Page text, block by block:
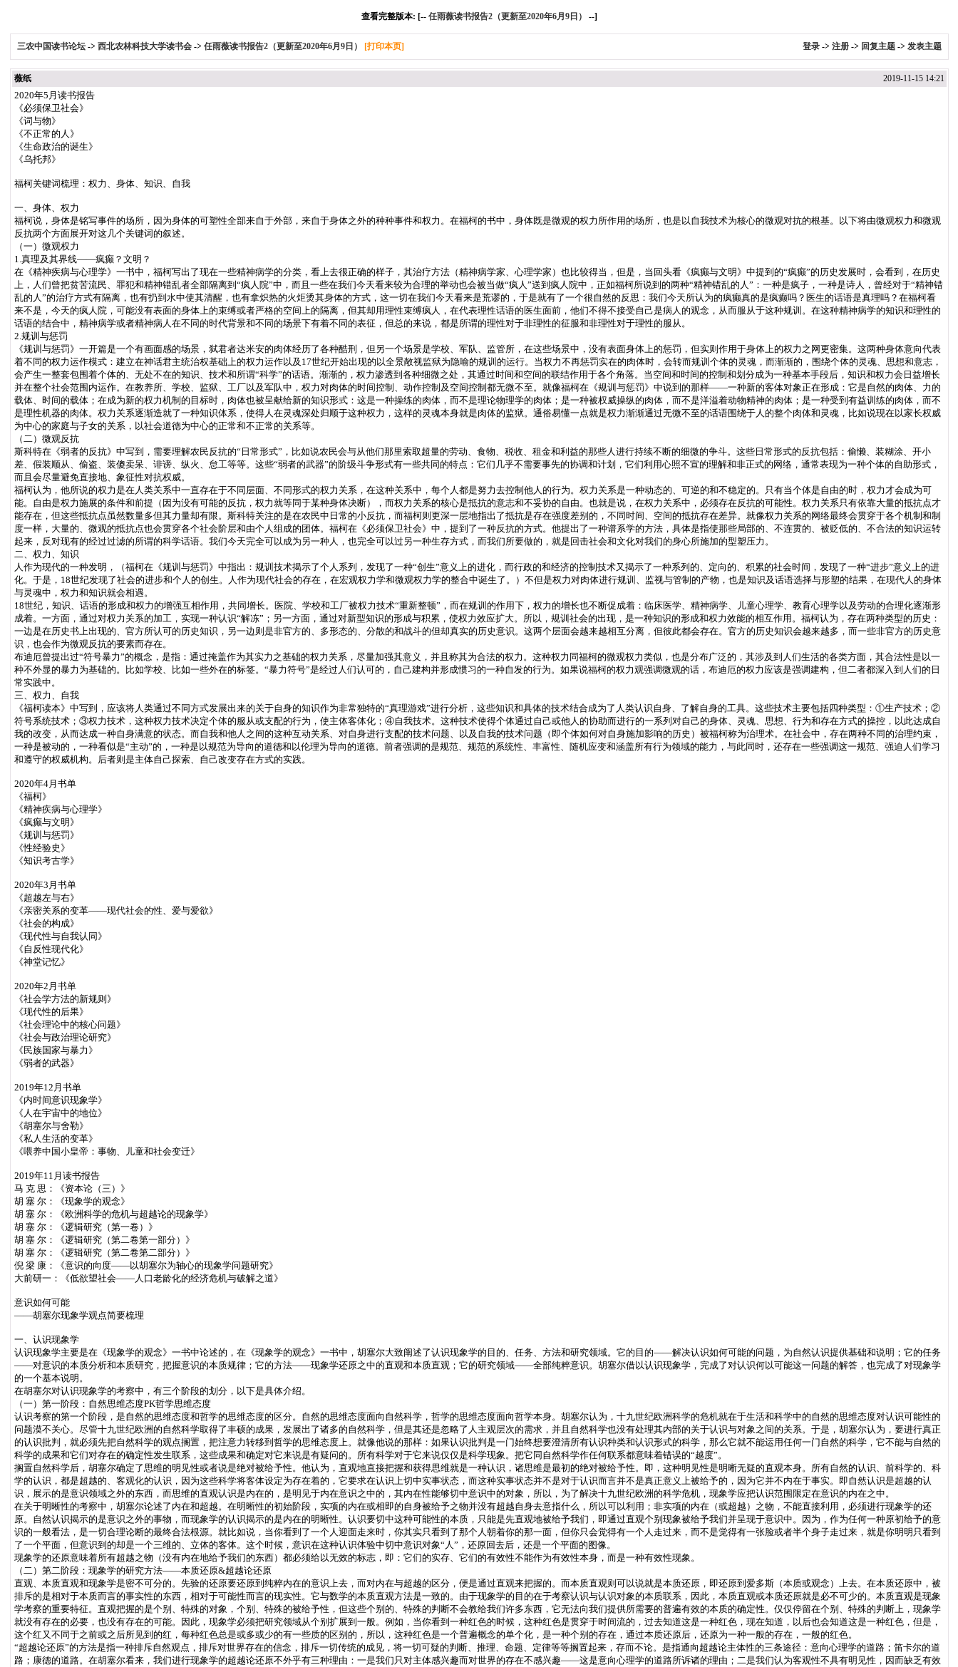
查看完整版本: [-- 任雨薇读书报告2（更新至2020年6月9日） --]
三农中国读书论坛 -> 西北农林科技大学读书会 -> 任雨薇读书报告2（更新至2020年6月9日） [打印本页] 登录-> 注册-> 回复主题-> 发表主题
薇纸 2019-11-15 14:21
2020年5月读书报告
《必须保卫社会》
《词与物》
《不正常的人》
《生命政治的诞生》
《乌托邦》
福柯关键词梳理：权力、身体、知识、自我
一、身体、权力
福柯说，身体是铭写事件的场所，因为身体的可塑性全部来自于外部，来自于身体之外的种种事件和权力。在福柯的书中，身体既是微观的权力所作用的场所，也是以自我技术为核心的微观对抗的根基。以下将由微观权力和微观
反抗两个方面展开对这几个关键词的叙述。
（一）微观权力
1.真理及其界线——疯癫？文明？
在《精神疾病与心理学》一书中，福柯写出了现在一些精神病学的分类，看上去很正确的样子，其治疗方法（精神病学家、心理学家）也比较得当，但是，当回头看《疯癫与文明》中提到的“疯癫”的历史发展时，会看到，在历史
上，人们曾把贫苦流民、罪犯和精神错乱者全部隔离到“疯人院”中，而且一些在我们今天看来较为合理的举动也会被当做“疯人”送到疯人院中，正如福柯所说到的两种“精神错乱的人”：一种是疯子，一种是诗人，曾经对于“精神错
乱的人”的治疗方式有隔离，也有扔到水中使其清醒，也有拿炽热的火炬烫其身体的方式，这一切在我们今天看来是荒谬的，于是就有了一个很自然的反思：我们今天所认为的疯癫真的是疯癫吗？医生的话语是真理吗？在福柯看
来不是，今天的疯人院，可能没有表面的身体上的束缚或者严格的空间上的隔离，但其却用理性束缚疯人，在代表理性话语的医生面前，他们不得不接受自己是病人的观念，从而服从于这种规训。在这种精神病学的知识和理性的
话语的结合中，精神病学或者精神病人在不同的时代背景和不同的场景下有着不同的表征，但总的来说，都是所谓的理性对于非理性的征服和非理性对于理性的服从。
2.规训与惩罚
《规训与惩罚》一开篇是一个有画面感的场景，弑君者达米安的肉体经历了各种酷刑，但另一个场景是学校、军队、监管所，在这些场景中，没有表面身体上的惩罚，但实则作用于身体上的权力之网更密集。这两种身体意向代表
着不同的权力运作模式：建立在神话君主统治权基础上的权力运作以及17世纪开始出现的以全景敞视监狱为隐喻的规训的运行。当权力不再惩罚实在的肉体时，会转而规训个体的灵魂，而渐渐的，围绕个体的灵魂、思想和意志，
会产生一整套包围着个体的、无处不在的知识、技术和所谓“科学”的话语。渐渐的，权力渗透到各种细微之处，其通过时间和空间的联结作用于各个角落。当空间和时间的控制和划分成为一种基本手段后，知识和权力会日益增长
并在整个社会范围内运作。在教养所、学校、监狱、工厂以及军队中，权力对肉体的时间控制、动作控制及空间控制都无微不至。就像福柯在《规训与惩罚》中说到的那样——一种新的客体对象正在形成：它是自然的肉体、力的
载体、时间的载体；在成为新的权力机制的目标时，肉体也被呈献给新的知识形式：这是一种操练的肉体，而不是理论物理学的肉体；是一种被权威操纵的肉体，而不是洋溢着动物精神的肉体；是一种受到有益训练的肉体，而不
是理性机器的肉体。权力关系逐渐造就了一种知识体系，使得人在灵魂深处归顺于这种权力，这样的灵魂本身就是肉体的监狱。通俗易懂一点就是权力渐渐通过无微不至的话语围绕于人的整个肉体和灵魂，比如说现在以家长权威
为中心的家庭与子女的关系，以社会道德为中心的正常和不正常的关系等。
（二）微观反抗
斯科特在《弱者的反抗》中写到，需要理解农民反抗的“日常形式”，比如说农民会与从他们那里索取超量的劳动、食物、税收、租金和利益的那些人进行持续不断的细微的争斗。这些日常形式的反抗包括：偷懒、装糊涂、开小
差、假装顺从、偷盗、装傻卖呆、诽谤、纵火、怠工等等。这些“弱者的武器”的阶级斗争形式有一些共同的特点：它们几乎不需要事先的协调和计划，它们利用心照不宣的理解和非正式的网络，通常表现为一种个体的自助形式，
而且会尽量避免直接地、象征性对抗权威。
福柯认为，他所说的权力是在人类关系中一直存在于不同层面、不同形式的权力关系，在这种关系中，每个人都是努力去控制他人的行为。权力关系是一种动态的、可逆的和不稳定的。只有当个体是自由的时，权力才会成为可
能。自由是权力施展的条件和前提（因为没有可能的反抗，权力就等同于某种身体决断），而权力关系的核心是抵抗的意志和不妥协的自由。也就是说，在权力关系中，必须存在反抗的可能性。权力关系只有依靠大量的抵抗点才
能存在，但这些抵抗点虽然数量多但其力量却有限。斯科特关注的是在农民中日常的小反抗，而福柯则更深一层地指出了抵抗是存在强度差别的，不同时间、空间的抵抗存在差异。就像权力关系的网络最终会贯穿于各个机制和制
度一样，大量的、微观的抵抗点也会贯穿各个社会阶层和由个人组成的团体。福柯在《必须保卫社会》中，提到了一种反抗的方式。他提出了一种谱系学的方法，具体是指使那些局部的、不连贯的、被贬低的、不合法的知识运转
起来，反对现有的经过过滤的所谓的科学话语。我们今天完全可以成为另一种人，也完全可以过另一种生存方式，而我们所要做的，就是回击社会和文化对我们的身心所施加的型塑压力。
二、权力、知识
人作为现代的一种发明，（福柯在《规训与惩罚》中指出：规训技术揭示了个人系列，发现了一种“创生”意义上的进化，而行政的和经济的控制技术又揭示了一种系列的、定向的、积累的社会时间，发现了一种“进步”意义上的进
化。于是，18世纪发现了社会的进步和个人的创生。人作为现代社会的存在，在宏观权力学和微观权力学的整合中诞生了。）不但是权力对肉体进行规训、监视与管制的产物，也是知识及话语选择与形塑的结果，在现代人的身体
与灵魂中，权力和知识就会相遇。
18世纪，知识、话语的形成和权力的增强互相作用，共同增长。医院、学校和工厂被权力技术“重新整顿”，而在规训的作用下，权力的增长也不断促成着：临床医学、精神病学、儿童心理学、教育心理学以及劳动的合理化逐渐形
成着。一方面，通过对权力关系的加工，实现一种认识“解冻”；另一方面，通过对新型知识的形成与积累，使权力效应扩大。所以，规训社会的出现，是一种知识的形成和权力效能的相互作用。福柯认为，存在两种类型的历史：
一边是在历史书上出现的、官方所认可的历史知识，另一边则是非官方的、多形态的、分散的和战斗的但却真实的历史意识。这两个层面会越来越相互分离，但彼此都会存在。官方的历史知识会越来越多，而一些非官方的历史意
识，也会作为微观反抗的要素而存在。
布迪厄曾提出过“符号暴力”的概念，是指：通过掩盖作为其实力之基础的权力关系，尽量加强其意义，并且称其为合法的权力。这种权力同福柯的微观权力类似，也是分布广泛的，其涉及到人们生活的各类方面，其合法性是以一
种不外显的暴力为基础的。比如学校、比如一些外在的标签。“暴力符号”是经过人们认可的，自己建构并形成惯习的一种自发的行为。如果说福柯的权力观强调微观的话，布迪厄的权力应该是强调建构，但二者都深入到人们的日
常实践中。
三、权力、自我
《福柯读本》中写到，应该将人类通过不同方式发展出来的关于自身的知识作为非常独特的“真理游戏”进行分析，这些知识和具体的技术结合成为了人类认识自身、了解自身的工具。这些技术主要包括四种类型：①生产技术；②
符号系统技术；③权力技术，这种权力技术决定个体的服从或支配的行为，使主体客体化；④自我技术。这种技术使得个体通过自己或他人的协助而进行的一系列对自己的身体、灵魂、思想、行为和存在方式的操控，以此达成自
我的改变，从而达成一种自身满意的状态。而自我和他人之间的这种互动关系、对自身进行支配的技术问题、以及自我的技术问题（即个体如何对自身施加影响的历史）被福柯称为治理术。在社会中，存在两种不同的治理约束，
一种是被动的，一种看似是“主动”的，一种是以规范为导向的道德和以伦理为导向的道德。前者强调的是规范、规范的系统性、丰富性、随机应变和涵盖所有行为领域的能力，与此同时，还存在一些强调这一规范、强迫人们学习
和遵守的权威机构。后者则是主体自己探索、自己改变存在方式的实践。
2020年4月书单
《福柯》
《精神疾病与心理学》
《疯癫与文明》
《规训与惩罚》
《性经验史》
《知识考古学》
2020年3月书单
《超越左与右》
《亲密关系的变革——现代社会的性、爱与爱欲》
《社会的构成》
《现代性与自我认同》
《自反性现代化》
《神堂记忆》
2020年2月书单
《社会学方法的新规则》
《现代性的后果》
《社会理论中的核心问题》
《社会与政治理论研究》
《民族国家与暴力》
《弱者的武器》
2019年12月书单
《内时间意识现象学》
《人在宇宙中的地位》
《胡塞尔与舍勒》
《私人生活的变革》
《喂养中国小皇帝：事物、儿童和社会变迁》
2019年11月读书报告
马 克 思：《资本论（三）》
胡 塞 尔：《现象学的观念》
胡 塞 尔：《欧洲科学的危机与超越论的现象学》
胡 塞 尔：《逻辑研究（第一卷）》
胡 塞 尔：《逻辑研究（第二卷第一部分）》
胡 塞 尔：《逻辑研究（第二卷第二部分）》
倪 梁 康：《意识的向度——以胡塞尔为轴心的现象学问题研究》
大前研一：《低欲望社会——人口老龄化的经济危机与破解之道》
意识如何可能
——胡塞尔现象学观点简要梳理
一、认识现象学
认识现象学主要是在《现象学的观念》一书中论述的，在《现象学的观念》一书中，胡塞尔大致阐述了认识现象学的目的、任务、方法和研究领域。它的目的——解决认识如何可能的问题，为自然认识提供基础和说明；它的任务
——对意识的本质分析和本质研究，把握意识的本质规律；它的方法——现象学还原之中的直观和本质直观；它的研究领域——全部纯粹意识。胡塞尔借以认识现象学，完成了对认识何以可能这一问题的解答，也完成了对现象学
的一个基本说明。
在胡塞尔对认识现象学的考察中，有三个阶段的划分，以下是具体介绍。
（一）第一阶段：自然思维态度PK哲学思维态度
认识考察的第一个阶段，是自然的思维态度和哲学的思维态度的区分。自然的思维态度面向自然科学，哲学的思维态度面向哲学本身。胡塞尔认为，十九世纪欧洲科学的危机就在于生活和科学中的自然的思维态度对认识可能性的
问题漠不关心。尽管十九世纪欧洲的自然科学取得了丰硕的成果，发展出了诸多的自然科学，但是其还是忽略了人主观层次的需求，并且自然科学也没有处理其内部的关于认识与对象之间的关系。于是，胡塞尔认为，要进行真正
的认识批判，就必须先把自然科学的观点搁置，把注意力转移到哲学的思维态度上。就像他说的那样：如果认识批判是一门始终想要澄清所有认识种类和认识形式的科学，那么它就不能运用任何一门自然的科学，它不能与自然的
科学的成果和它们对存在的确定性发生联系，这些成果和确定对它来说是有疑问的。所有科学对于它来说仅仅是科学现象。把它同自然科学作任何联系都意味着错误的“越度”。
搁置自然科学后，胡塞尔确定了思维的明见性或者说是绝对被给予性。他认为，直观地直接把握和获得思维就是一种认识，诸思维是最初的绝对被给予性。即，这种明见性是明晰无疑的直观本身。所有自然的认识、前科学的、科
学的认识，都是超越的、客观化的认识，因为这些科学将客体设定为存在着的，它要求在认识上切中实事状态，而这种实事状态并不是对于认识而言并不是真正意义上被给予的，因为它并不内在于事实。即自然认识是超越的认
识，展示的是意识领域之外的东西，而思维的直观认识是内在的，是明见于内在意识之中的，其内在性能够切中意识中的对象，所以，为了解决十九世纪欧洲的科学危机，现象学应把认识范围限定在意识的内在之中。
在关于明晰性的考察中，胡塞尔论述了内在和超越。在明晰性的初始阶段，实项的内在或相即的自身被给予之物并没有超越自身去意指什么，所以可以利用；非实项的内在（或超越）之物，不能直接利用，必须进行现象学的还
原。自然认识揭示的是意识之外的事物，而现象学的认识揭示的是内在的明晰性。认识要切中这种可能性的本质，只能是先直观地被给予我们，即通过直观个别现象被给予我们并呈现于意识中。因为，作为任何一种原初给予的意
识的一般看法，是一切合理论断的最终合法根源。就比如说，当你看到了一个人迎面走来时，你其实只看到了那个人朝着你的那一面，但你只会觉得有一个人走过来，而不是觉得有一张脸或者半个身子走过来，就是你明明只看到
了一个平面，但意识到的却是一个三维的、立体的客体。这个时候，意识在这种认识体验中切中意识对象“人”，还原回去后，还是一个平面的图像。
现象学的还原意味着所有超越之物（没有内在地给予我们的东西）都必须给以无效的标志，即：它们的实存、它们的有效性不能作为有效性本身，而是一种有效性现象。
（二）第二阶段：现象学的研究方法——本质还原&超越论还原
直观、本质直观和现象学是密不可分的。先验的还原要还原到纯粹内在的意识上去，而对内在与超越的区分，便是通过直观来把握的。而本质直观则可以说就是本质还原，即还原到爱多斯（本质或观念）上去。在本质还原中，被
排斥的是相对于本质而言的事实性的东西，相对于可能性而言的现实性。它与数学的本质直观方法是一致的。由于现象学的目的在于考察认识与认识对象的本质联系，因此，本质直观或本质还原就是必不可少的。本质直观是现象
学考察的重要特征。直观把握的是个别、特殊的对象，个别、特殊的被给予性，但这些个别的、特殊的判断不会教给我们许多东西，它无法向我们提供所需要的普遍有效的本质的确定性。仅仅停留在个别、特殊的判断上，现象学
就没有存在的必要，也没有存在的可能。因此，现象学必须把研究领域从个别扩展到一般。例如，当你看到一种红色的时候，这种红色是贯穿于时间流的，过去知道这是一种红色，现在知道，以后也会知道这是一种红色，但是，
这个红又不同于之前或之后所见到的红，每种红色总是或多或少的有一些质的区别的，所以，这种红色是一个普遍概念的单个化，是一种个别的存在，通过本质还原后，还原为一种一般的存在，一般的红色。
“超越论还原”的方法是指一种排斥自然观点，排斥对世界存在的信念，排斥一切传统的成见，将一切可疑的判断、推理、命题、定律等等搁置起来，存而不论。是指通向超越论主体性的三条途径：意向心理学的道路；笛卡尔的道
路；康德的道路。在胡塞尔看来，我们进行现象学的超越论还原不外乎有三种理由：一是我们只对主体感兴趣而对世界的存在不感兴趣——这是意向心理学的道路所诉诸的理由；二是我们认为客观性不具有明见性，因而缺乏有效